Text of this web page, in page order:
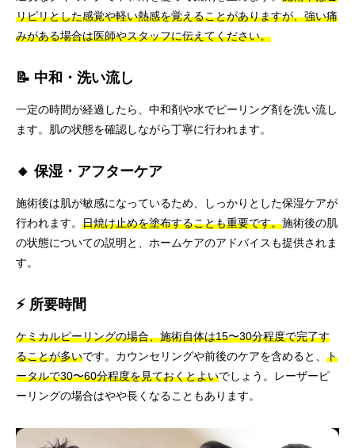
リピリとした感覚や軽い熱感を覚えることがありますが、強い痛
みがある場合は医師やスタッフに伝えてください。
📝 中和・洗い流し
一定の時間が経過したら、中和剤や水でピーリング剤を洗い流し
ます。肌の状態を確認しながら丁寧に行われます。
🔸 保湿・アフターケア
施術後は肌が敏感になっているため、しっかりとした保湿ケアが
行われます。 日焼け止めを塗布することも重要です。施術後の肌
の状態についての説明と、ホームケアのアドバイスも提供されま
す。
⚡ 所要時間
ケミカルピーリングの場合、施術自体は15〜30分程度で完了す
ることが多いです。カウンセリングや前後のケアを含めると、 ト
ータルで30〜60分程度を見ておくとよいでしょう。レーザーピ
ーリングの場合はやや長くなることもあります。